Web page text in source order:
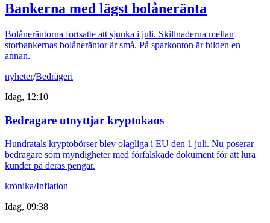
Bankerna med lägst bolåneränta
Bolåneräntorna fortsatte att sjunka i juli. Skillnaderna mellan
storbankernas bolåneräntor är små. På sparkonton är bilden en
annan.
nyheter/Bedrägeri
Idag, 12:10
Bedragare utnyttjar kryptokaos
Hundratals kryptobörser blev olagliga i EU den 1 juli. Nu poserar
bedragare som myndigheter med förfalskade dokument för att lura
kunder på deras pengar.
krönika/Inflation
Idag, 09:38